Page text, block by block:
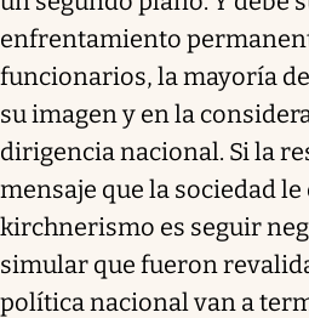
enfrentamiento
funcionarios, la mayoría
su imagen y en la
dirigencia nacional. Si la
mensaje que la sociedad
kirchnerismo es seguir
simular que fueron
política nacional van a